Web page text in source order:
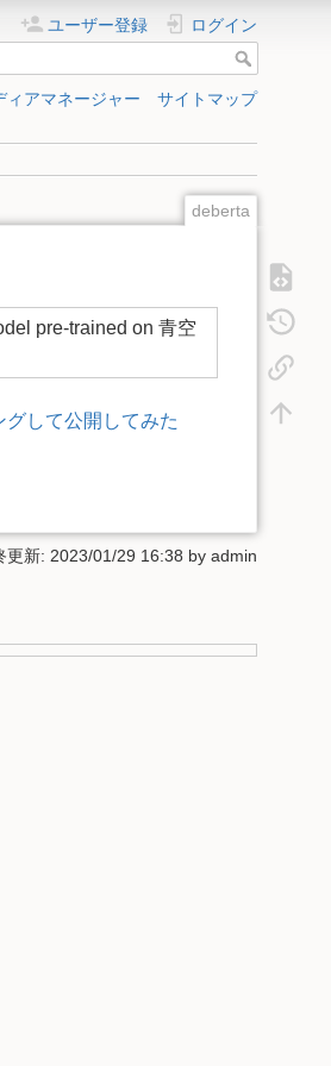
ユーザー登録 ログイン
ィアマネージャー サイトマップ
deberta
pre-trained on 青空
して公開してみた
更新: 2023/01/29 16:38 by admin